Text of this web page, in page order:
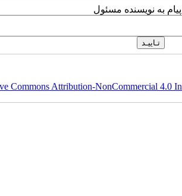
به نویسنده مسئول
Commons Attribution-NonCommercial 4.0